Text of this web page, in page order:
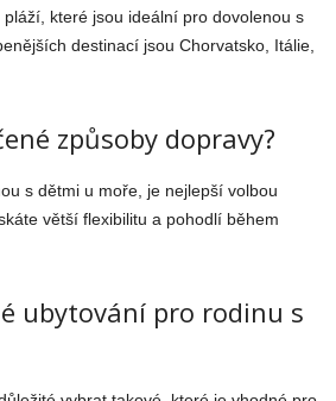
které jsou ideální pro dovolenou s
destinací jsou Chorvatsko, Itálie,
způsoby dopravy?
s dětmi u moře, je nejlepší volbou
větší flexibilitu a pohodlí během
ubytování pro rodinu s